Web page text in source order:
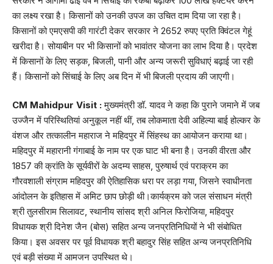
का लक्ष्य रखा है। किसानों को उनकी उपज का उचित दाम दिया जा रहा है।
किसानों को एमएसपी की गारंटी देकर सरकार ने 2652 रुपए प्रति क्विंटल गेहूं
खरीदा है। सोयाबीन पर भी किसानों को भावांतर योजना का लाभ दिया है। प्रदेश
में किसानों के लिए सड़क, बिजली, पानी और अन्य जरूरी सुविधाएं बढ़ाई जा रही
हैं। किसानों को सिंचाई के लिए अब दिन में भी बिजली प्रदाय की जाएगी।
CM Mahidpur Visit :मुख्यमंत्री डॉ. यादव ने कहा कि पुराने जमाने में जब
उज्जैन में परिस्थितियां अनुकूल नहीं थीं, तब लोकमाता देवी अहिल्या बाई होल्कर के
वंशज और तत्कालीन महाराज ने महिदपुर में सिंहस्थ का आयोजन कराया था।
महिदपुर में महारानी गंगाबाई के नाम पर एक घाट भी बना है। उनकी वीरता और
1857 की क्रांति के सूर्यवीरों के अदम्य साहस, पुरुषार्थ एवं पराक्रम का
गौरवशाली संग्राम महिदपुर की ऐतिहासिक धरा पर लड़ा गया, जिसने स्वाधीनता
आंदोलन के इतिहास में अमिट छाप छोड़ी थी।कार्यक्रम को जल संसाधन मंत्री
श्री तुलसीराम सिलावट, स्थानीय सांसद श्री अनिल फिरोजिया, महिदपुर
विधायक श्री दिनेश जैन (बोस) सहित अन्य जनप्रतिनिधियों ने भी संबोधित
किया। इस अवसर पर पूर्व विधायक श्री बहादुर सिंह सहित अन्य जनप्रतिनिधि
एवं बड़ी संख्या में आमजन उपस्थित थे।